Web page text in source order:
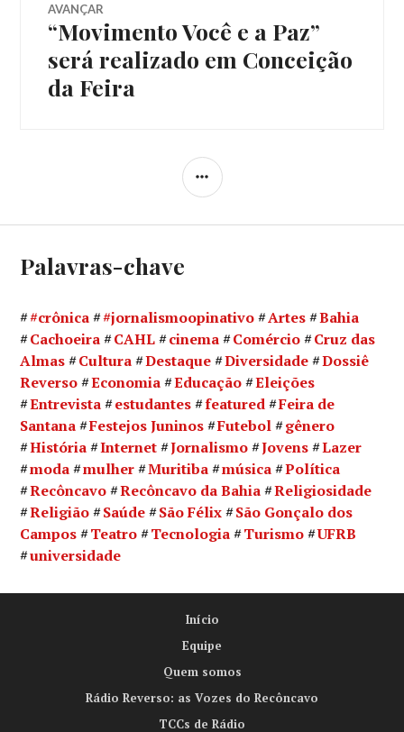
AVANÇAR
Próximo
“Movimento Você e a Paz”
será realizado em Conceição
da Feira
LATERAL
Palavras-chave
#crônica #jornalismoopinativo Artes
Bahia
Cachoeira
CAHL cinema Comércio
Cruz das
Almas
Cultura Destaque Diversidade
Dossiê
Reverso
Economia Educação
Eleições
Entrevista
estudantes featured
Feira de
Santana
Festejos Juninos Futebol
gênero
História
Internet Jornalismo Jovens
Lazer
moda
mulher Muritiba música
Política
Recôncavo
Recôncavo da Bahia
Religiosidade
Religião
Saúde São Félix
São Gonçalo dos
Campos
Teatro Tecnologia Turismo
UFRB
universidade
Início
Equipe
Quem somos
Rádio Reverso: as Vozes do Recôncavo
TCCs de Rádio